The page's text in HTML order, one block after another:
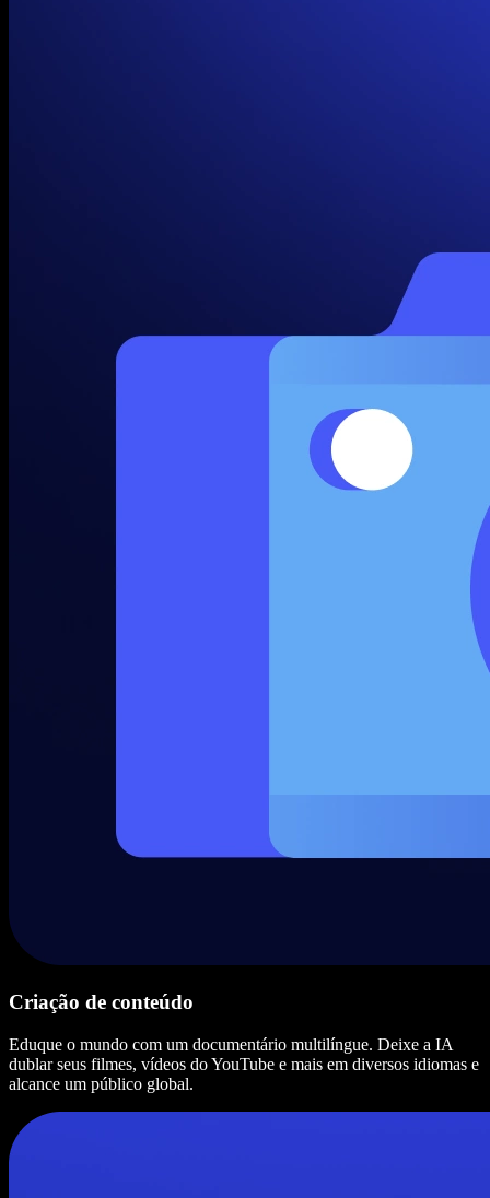
Criação de conteúdo
Eduque o mundo com um documentário multilíngue. Deixe a IA
dublar seus filmes, vídeos do YouTube e mais em diversos idiomas e
alcance um público global.